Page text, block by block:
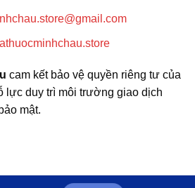
cam kết bảo vệ quyền riêng tư của
lực duy trì môi trường giao dịch
mật.